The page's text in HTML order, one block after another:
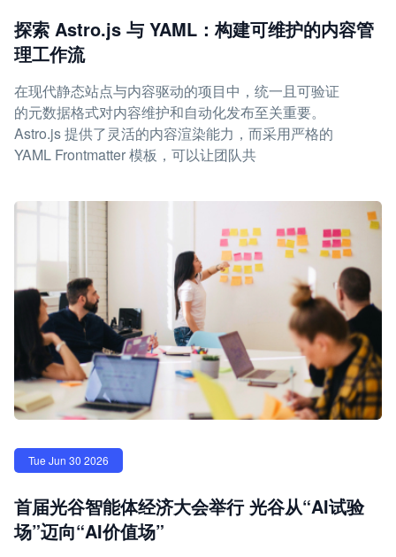
探索 Astro.js 与 YAML：构建可维护的内容管
理工作流
在现代静态站点与内容驱动的项目中，统一且可验证
的元数据格式对内容维护和自动化发布至关重要。
Astro.js 提供了灵活的内容渲染能力，而采用严格的
YAML Frontmatter 模板，可以让团队共
Tue Jun 30 2026
首届光谷智能体经济大会举行 光谷从“AI试验
场”迈向“AI价值场”